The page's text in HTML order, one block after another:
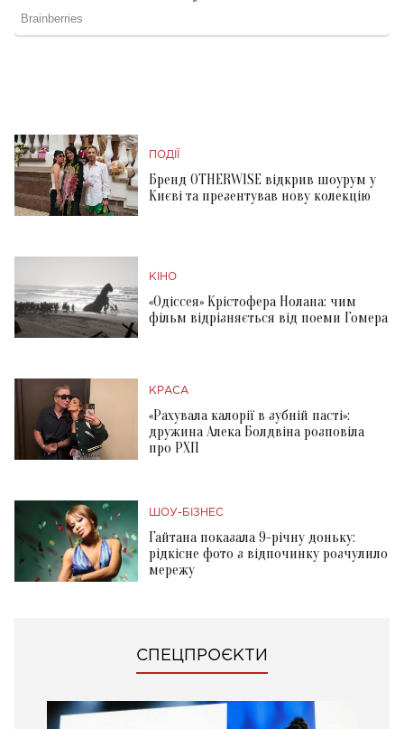
ПОДІЇ
Бренд OTHERWISE відкрив шоурум у
Києві та презентував нову колекцію
КІНО
«Одіссея» Крістофера Нолана: чим
фільм відрізняється від поеми Гомера
КРАСА
«Рахувала калорії в зубній пасті»:
дружина Алека Болдвіна розповіла
про РХП
ШОУ-БІЗНЕС
Гайтана показала 9-річну доньку:
рідкісне фото з відпочинку розчулило
мережу
СПЕЦПРОЄКТИ